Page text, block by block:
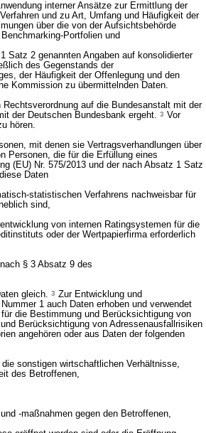
interner Ansätze zur Ermittlung der
und zu Art, Umfang und Häufigkeit der
über die von der Aufsichtsbehörde
Portfolien und
Satz 2 genannten Angaben auf konsolidierter
des Gegenstands der
der Häufigkeit der Offenlegung und den
Kommission zu übermittelnden Daten.
auf die Bundesanstalt mit der
der Deutschen Bundesbank ergeht. 3 Vor
hören.
mit denen sie Vertragsverhandlungen über
Personen, die für die Erfüllung eines
(EU) Nr. 575/2013 und der nach Absatz 1 Satz
Daten
statistischen Verfahrens nachweisbar für
sind,
von internen Ratingsystemen für die
oder der Wertpapierfirma erforderlich
§ 3 Absatz 9 des
gleich. 3 Zur Entwicklung und
1 auch Daten erhoben und verwendet
die Bestimmung und Berücksichtigung von
Berücksichtigung von Adressenausfallrisiken
angehören oder aus Daten der folgenden
sonstigen wirtschaftlichen Verhältnisse,
des Betroffenen,
-maßnahmen gegen den Betroffenen,